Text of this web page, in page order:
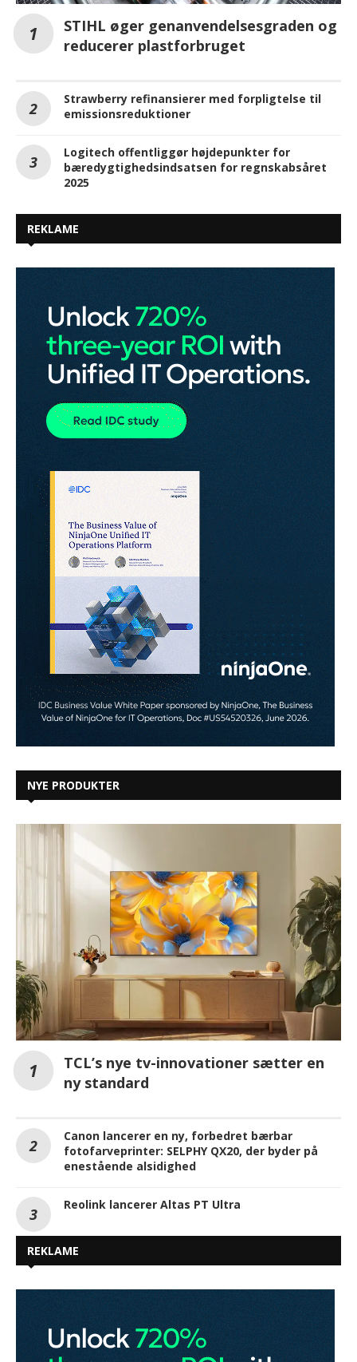
STIHL øger genanvendelsesgraden og
reducerer plastforbruget
Strawberry refinansierer med forpligtelse til
emissionsreduktioner
Logitech offentliggør højdepunkter for
bæredygtighedsindsatsen for regnskabsåret
2025
REKLAME
NYE PRODUKTER
TCL’s nye tv-innovationer sætter en
ny standard
Canon lancerer en ny, forbedret bærbar
fotofarveprinter: SELPHY QX20, der byder på
enestående alsidighed
Reolink lancerer Altas PT Ultra
REKLAME